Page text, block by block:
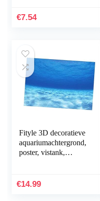
permanent marker –
€7.54
Fityle 3D decoratieve
aquariumachtergrond,
poster, vistank,
zelfklevend,
€14.99